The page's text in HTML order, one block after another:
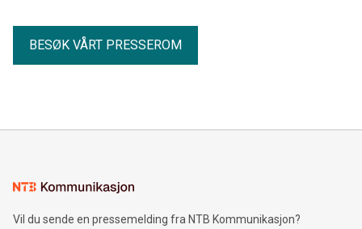
BESØK VÅRT PRESSEROM
Vil du sende en pressemelding fra NTB Kommunikasjon?